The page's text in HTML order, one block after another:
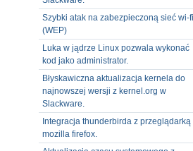
Szybki atak na zabezpieczoną sieć wi-fi
(WEP)
Luka w jądrze Linux pozwala wykonać
kod jako administrator.
Błyskawiczna aktualizacja kernela do
najnowszej wersji z kernel.org w
Slackware.
Integracja thunderbirda z przeglądarką
mozilla firefox.